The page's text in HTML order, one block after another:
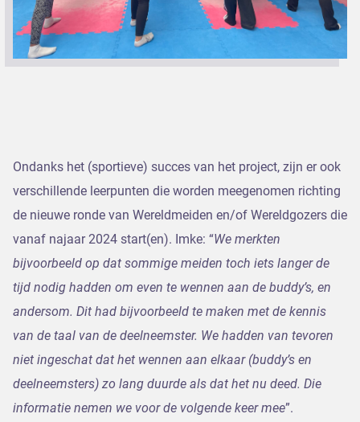
Ondanks het (sportieve) succes van het project, zijn er ook
verschillende leerpunten die worden meegenomen richting
de nieuwe ronde van Wereldmeiden en/of Wereldgozers die
vanaf najaar 2024 start(en). Imke: “We merkten
bijvoorbeeld op dat sommige meiden toch iets langer de
tijd nodig hadden om even te wennen aan de buddy’s, en
andersom. Dit had bijvoorbeeld te maken met de kennis
van de taal van de deelneemster. We hadden van tevoren
niet ingeschat dat het wennen aan elkaar (buddy’s en
deelneemsters) zo lang duurde als dat het nu deed. Die
informatie nemen we voor de volgende keer mee”.